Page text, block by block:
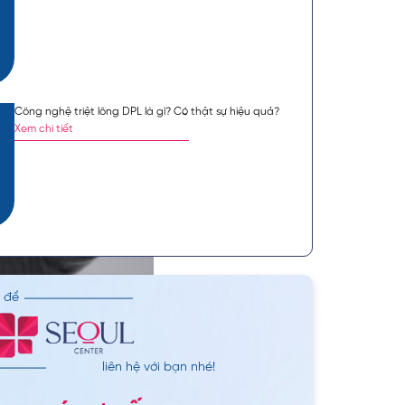
Công nghệ triệt lông DPL là gì? Có thật sự hiệu quả?
Xem chi tiết
để
liên hệ với bạn nhé!